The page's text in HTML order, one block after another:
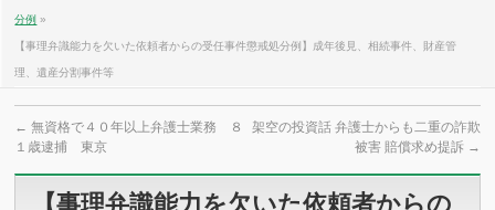
分例 »
【事理弁識能力を欠いた依頼者からの受任事件懲戒処分例】成年後見、相続事件、財産管
理、遺産分割事件等
← 無資格で４０年以上弁護士業務 ８
１歳逮捕 東京
架空の投資話 弁護士からも二重の詐欺
被害 賠償求め提訴 →
【事理弁識能力を欠いた依頼者からの